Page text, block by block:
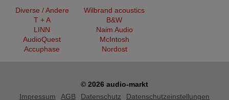
Diverse / Andere
Wilbrand acoustics
T + A
B&W
LINN
Naim Audio
AudioQuest
McIntosh
Accuphase
Nordost
© 2026 audio-markt
Impressum
AGB Datenschutz Datenschutzeinstellungen